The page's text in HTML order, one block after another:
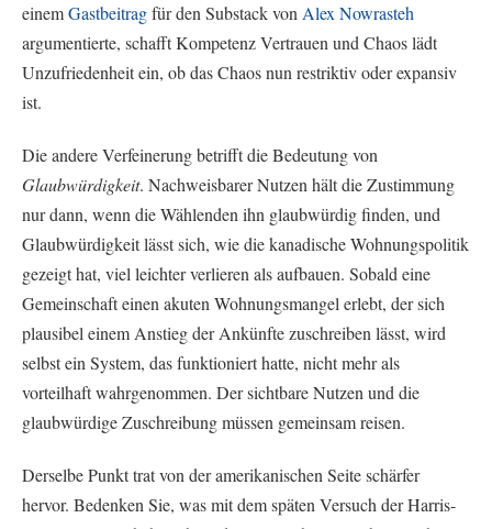
einemGastbeitragfür den Substack von Alex Nowrasteh
argumentierte, schafft Kompetenz Vertrauen und Chaos lädt
Unzufriedenheit ein, ob das Chaos nun restriktiv oder expansiv
ist.
Die andere Verfeinerung betrifft die Bedeutung von
Glaubwürdigkeit. Nachweisbarer Nutzen hält die Zustimmung
nur dann, wenn die Wählenden ihn glaubwürdig finden, und
Glaubwürdigkeit lässt sich, wie die kanadische Wohnungspolitik
gezeigt hat, viel leichter verlieren als aufbauen. Sobald eine
Gemeinschaft einen akuten Wohnungsmangel erlebt, der sich
plausibel einem Anstieg der Ankünfte zuschreiben lässt, wird
selbst ein System, das funktioniert hatte, nicht mehr als
vorteilhaft wahrgenommen. Der sichtbare Nutzen und die
glaubwürdige Zuschreibung müssen gemeinsam reisen.
Derselbe Punkt trat von der amerikanischen Seite schärfer
hervor. Bedenken Sie, was mit dem späten Versuch der Harris-